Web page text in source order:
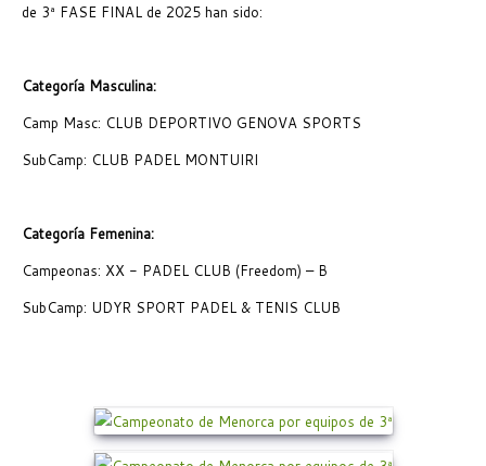
de 3ª FASE FINAL de 2025 han sido:
Categoría Masculina:
Camp Masc: CLUB DEPORTIVO GENOVA SPORTS
SubCamp: CLUB PADEL MONTUIRI
Categoría Femenina:
Campeonas: XX - PADEL CLUB (Freedom) – B
SubCamp: UDYR SPORT PADEL & TENIS CLUB